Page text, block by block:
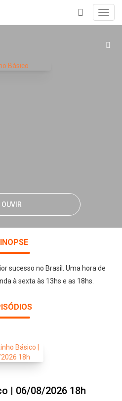
+
OUVIR
sucesso no Brasil. Uma hora de
à sexta às 13hs e as 18hs.
| 06/08/2026 18h